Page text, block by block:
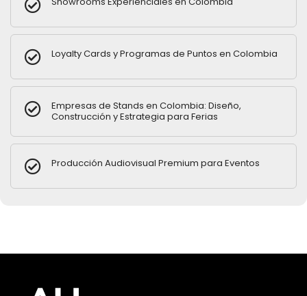
Loyalty Cards y Programas de Puntos en Colombia
Empresas de Stands en Colombia: Diseño,
Construcción y Estrategia para Ferias
Producción Audiovisual Premium para Eventos